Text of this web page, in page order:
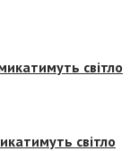
світло
світло